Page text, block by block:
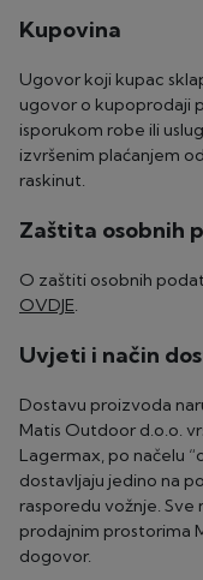
Kupovina
Ugovor koji kupac
ugovor o kupoprodaji
isporukom robe ili
izvršenim plaćanjem
raskinut.
Zaštita osobnih
O zaštiti osobnih
OVDJE.
Uvjeti i način
Dostavu proizvoda
Matis Outdoor d.o.o.
Lagermax, po načelu
dostavljaju jedino na
rasporedu vožnje.
prodajnim prostorima
dogovor.